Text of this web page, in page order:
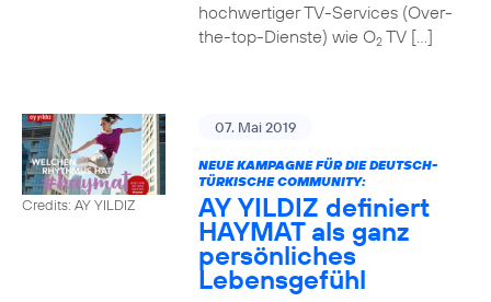
hochwertiger TV-Services (Over-
the-top-Dienste) wie O2TV […]
Credits: AY YILDIZ
07. Mai 2019
NEUE KAMPAGNE FÜR DIE DEUTSCH-
TÜRKISCHE COMMUNITY:
AY YILDIZ definiert
HAYMAT als ganz
persönliches
Lebensgefühl